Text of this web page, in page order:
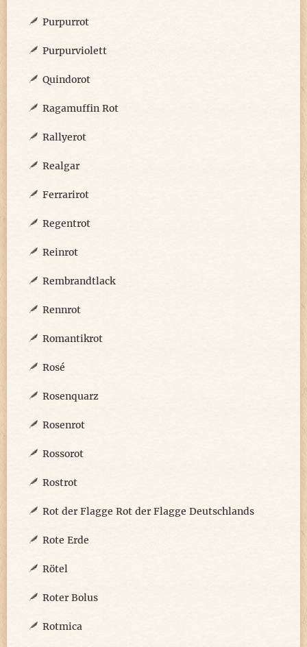
Purpurrot
Purpurviolett
Quindorot
Ragamuffin Rot
Rallyerot
Realgar
Ferrarirot
Regentrot
Reinrot
Rembrandtlack
Rennrot
Romantikrot
Rosé
Rosenquarz
Rosenrot
Rossorot
Rostrot
Rot der Flagge Rot der Flagge Deutschlands
Rote Erde
Rötel
Roter Bolus
Rotmica